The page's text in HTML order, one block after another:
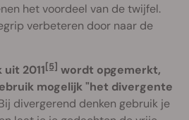
het voordeel van de twijfel.
verbeteren door naar de
2011[5] wordt opgemerkt,
mogelijk "het divergente
divergerend denken gebruik je